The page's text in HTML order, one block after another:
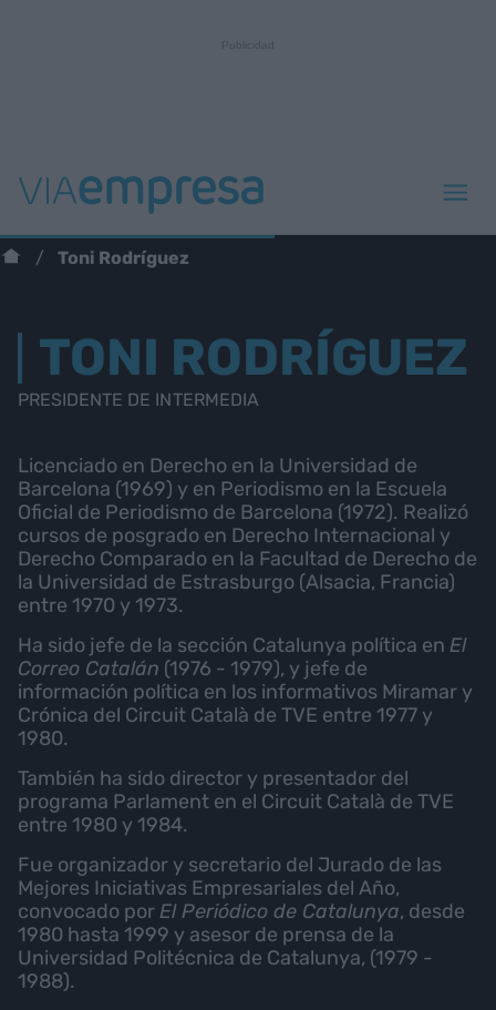
Toni Rodríguez
TONI RODRÍGUEZ
PRESIDENTE DE INTERMEDIA
Licenciado en Derecho en la Universidad de
Barcelona (1969) y en Periodismo en la Escuela
Oficial de Periodismo de Barcelona (1972). Realizó
cursos de posgrado en Derecho Internacional y
Derecho Comparado en la Facultad de Derecho de
la Universidad de Estrasburgo (Alsacia, Francia)
entre 1970 y 1973.
Ha sido jefe de la sección Catalunya política en El
Correo Catalán (1976 - 1979), y jefe de
información política en los informativos Miramar y
Crónica del Circuit Català de TVE entre 1977 y
1980.
También ha sido director y presentador del
programa Parlament en el Circuit Català de TVE
entre 1980 y 1984.
Fue organizador y secretario del Jurado de las
Mejores Iniciativas Empresariales del Año,
convocado porEl Periódico de Catalunya, desde
1980 hasta 1999 y asesor de prensa de la
Universidad Politécnica de Catalunya, (1979 -
1988).